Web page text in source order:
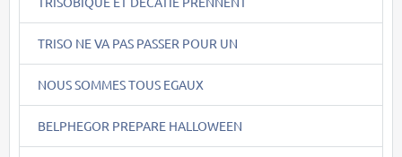
TRISO NE VA PAS PASSER POUR UN
NOUS SOMMES TOUS EGAUX
BELPHEGOR PREPARE HALLOWEEN